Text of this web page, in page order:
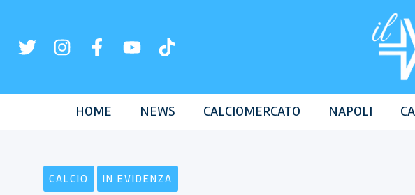
contenuto
HOME NEWS CALCIOMERCATO NAPOLI
CALCIO IN EVIDENZA